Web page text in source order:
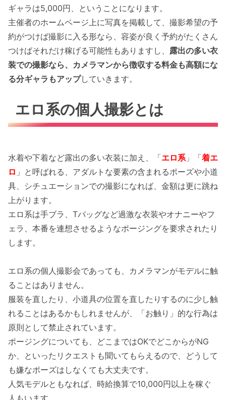
ギャラは5,000円、ということになります。
主催者のホームページ上に写真を掲載して、撮影希望の予
約がつけば撮影に入る形なら、容姿が良く予約がたくさん
つけばそれだけ稼げる可能性もありますし、 露出の多い衣
装での撮影なら、カメラマンから徴収する料金も高額にな
る分ギャラもアップしていきます。
エロ系の個人撮影とは
水着や下着など露出の多い衣装に加え、「エロ系 」「着エ
ロ 」と呼ばれる、アダルトな要素の含まれるポーズや小道
具、シチュエーションでの撮影になれば、金額は更に跳ね
上がります。
エロ系は手ブラ、Tバッグなど過激な衣装やオナニーやフ
ェラ、本番を連想させるようなポージングを要求されたり
します。
エロ系の個人撮影会であっても、カメラマンがモデルに触
ることはありません。
服装を直したり、小道具の位置を直したりするのに少し触
れることはあるかもしれませんが、「お触り」的な行為は
原則として禁止されています。
ポージングについても、どこまではOKでどこからがNG
か、といったリクエストも聞いてもらえるので、どうして
も嫌なポーズはしなくても大丈夫です。
人気モデルともなれば、時給換算で10,000円以上を稼ぐ